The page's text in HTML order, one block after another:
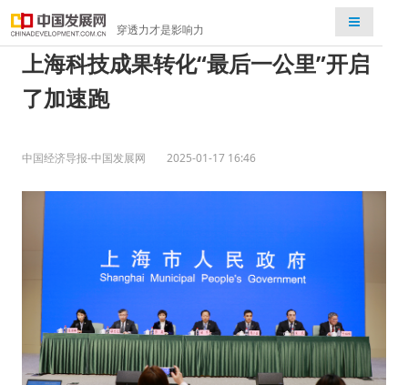
穿透力才是影响力
检索
上海科技成果转化“最后一公里”开启
了加速跑
中国经济导报-中国发展网 2025-01-17 16:46